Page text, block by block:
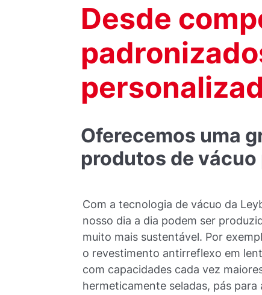
Desde
Oferecemos uma
produtos de
Com a tecnologia de vácuo da
nosso dia a dia podem ser
muito mais sustentável. Por
o revestimento antirreflexo em
com capacidades cada vez
hermeticamente seladas, pás